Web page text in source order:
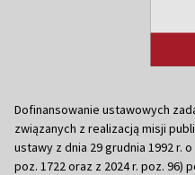
Dofinansowanie ustawowych
związanych z realizacją misji
ustawy z dnia 29 grudnia 1992 r.
poz. 1722 oraz z 2024 r. poz.